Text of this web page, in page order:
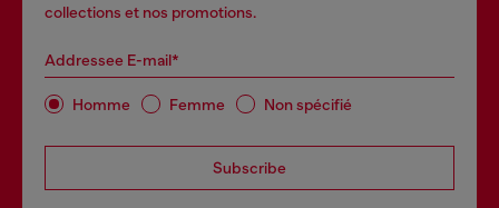
collections et nos promotions.
Addressee E-mail*
Homme Femme Non spécifié
Subscribe